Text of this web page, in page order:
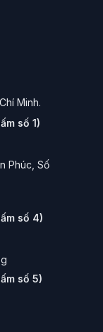
sử xem và sở
Google
tiếng Việt, tìm
Profile
camera...).
VSP
Minh.
số 1)
Phúc, Số
số 4)
số 5)